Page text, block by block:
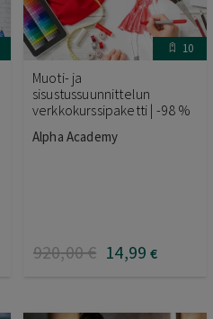
10
Muoti- ja
sisustussuunnittelun
verkkokurssipaketti | -98 %
Alpha Academy
920,00€ 14,99 €